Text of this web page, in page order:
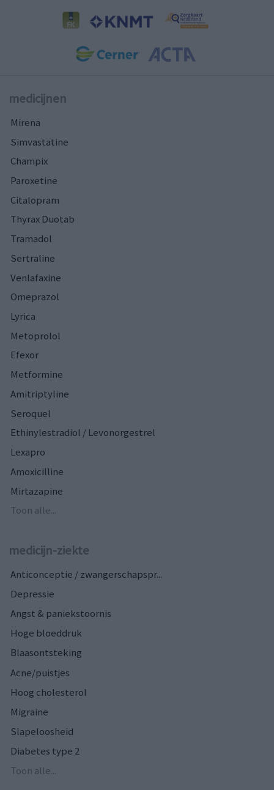
medicijnen
Mirena
Simvastatine
Champix
Paroxetine
Citalopram
Thyrax Duotab
Tramadol
Sertraline
Venlafaxine
Omeprazol
Lyrica
Metoprolol
Efexor
Metformine
Amitriptyline
Seroquel
Ethinylestradiol / Levonorgestrel
Lexapro
Amoxicilline
Mirtazapine
Toon alle...
medicijn-ziekte
Anticonceptie / zwangerschapspr...
Depressie
Angst & paniekstoornis
Hoge bloeddruk
Blaasontsteking
Acne/puistjes
Hoog cholesterol
Migraine
Slapeloosheid
Diabetes type 2
Toon alle...